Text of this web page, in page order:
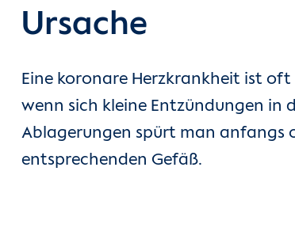
Ursache
Eine koronare Herzkrankheit ist
wenn sich kleine Entzündungen in
Ablagerungen spürt man anfangs
entsprechenden Gefäß.